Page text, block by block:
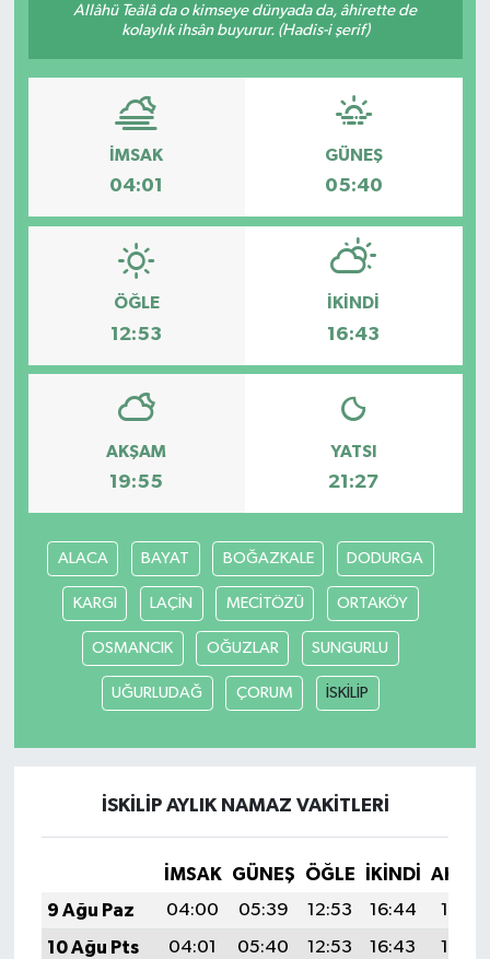
Allâhü Teâlâ da o kimseye dünyada da, âhirette de
kolaylık ihsân buyurur. (Hadis-i şerif)
İMSAK
04:01
GÜNEŞ
05:40
ÖĞLE
12:53
İKINDI
16:43
AKŞAM
19:55
YATSI
21:27
ALACA BAYAT BOĞAZKALE DODURGA
KARGI LAÇİN MECİTÖZÜ ORTAKÖY
OSMANCIK OĞUZLAR SUNGURLU
UĞURLUDAĞ ÇORUM İSKİLİP
İSKİLİP AYLIK NAMAZ VAKITLERI
İMSAK GÜNEŞ ÖĞLE İKINDI
9 Ağu Paz
04:00 05:39 12:53 16:44
19:56
10 Ağu Pts
04:01 05:40 12:53 16:43
19:55